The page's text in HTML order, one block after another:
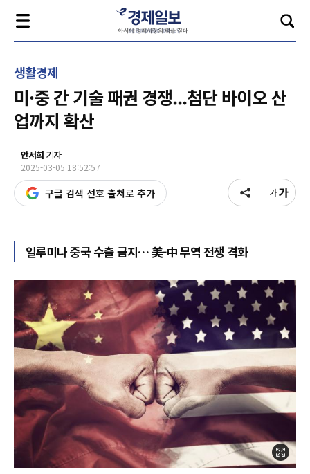
생활경제
미·중 간 기술 패권 경쟁...첨단 바이오 산
업까지 확산
안서희 기자
2025-03-05 18:52:57
구글 검색 선호 출처로 추가
일루미나 중국 수출 금지… 美-中 무역 전쟁 격화